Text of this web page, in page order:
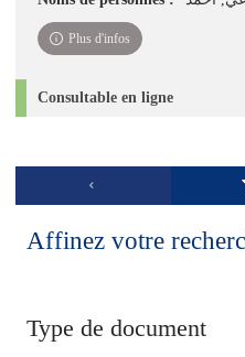
Plus d'infos
Consultable en ligne
Affinez votre
Type de document